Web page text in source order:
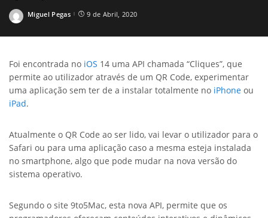
Posted
Miguel Pegas 9 de Abril, 2020
Foi encontrada no iOS 14 uma API chamada “Cliques”, que
permite ao utilizador através de um QR Code, experimentar
uma aplicação sem ter de a instalar totalmente no iPhone ou
iPad.
Atualmente o QR Code ao ser lido, vai levar o utilizador para o
Safari ou para uma aplicação caso a mesma esteja instalada
no smartphone, algo que pode mudar na nova versão do
sistema operativo.
Segundo o site 9to5Mac, esta nova API, permite que os